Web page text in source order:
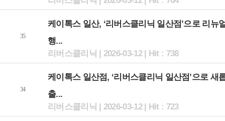
35
케이톡스 일산, ‘리버스클리닉 일산점’으로 리뉴
행...
리버스클리닉 | 2026-03-12 | Hit : 738
34
케이톡스 일산점, ‘리버스클리닉 일산점’으로 새
출...
리버스클리닉 | 2026-03-12 | Hit : 723